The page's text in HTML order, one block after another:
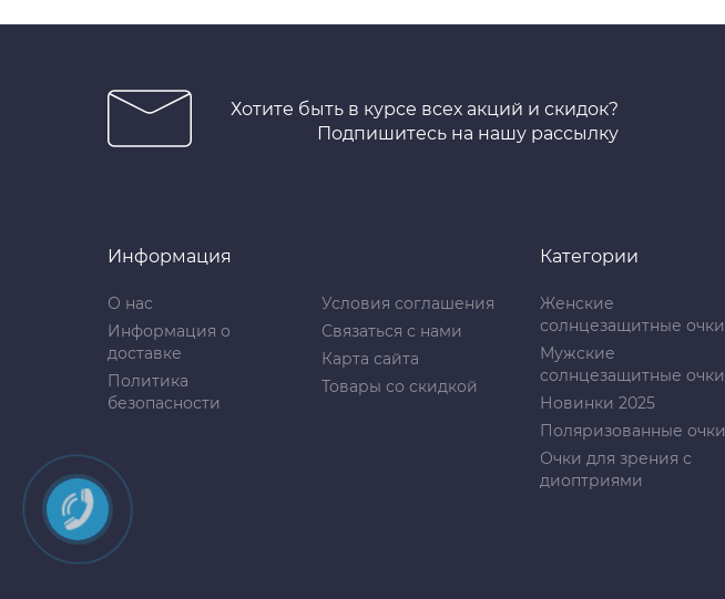
Хотите быть в курсе всех акций и скидок?
Подпишитесь на нашу рассылку
Информация
О нас
Информация о
доставке
Политика
безопасности
Условия соглашения
Связаться с нами
Карта сайта
Товары со скидкой
Категории
Женские
солнцезащитные очки
Мужские
солнцезащитные очки
Новинки 2025
Поляризованные очки
Очки для зрения с
диоптриями